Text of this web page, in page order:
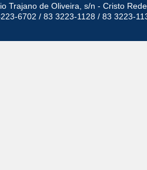
Trajano de Oliveira, s/n - Cristo
6702 / 83 3223-1128 / 83 3223-